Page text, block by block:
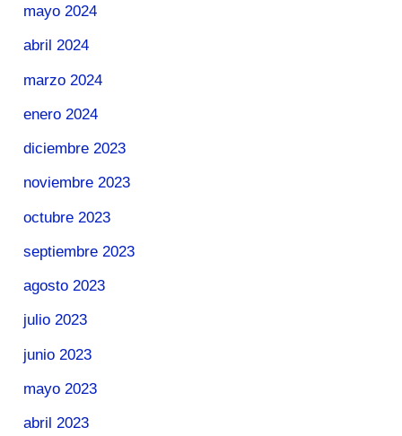
mayo 2024
abril 2024
marzo 2024
enero 2024
diciembre 2023
noviembre 2023
octubre 2023
septiembre 2023
agosto 2023
julio 2023
junio 2023
mayo 2023
abril 2023